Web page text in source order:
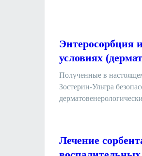
Энтеросорбция
условиях
Полученные в
Зостерин-Ультра
Лечение